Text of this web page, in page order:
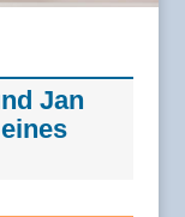
Jan